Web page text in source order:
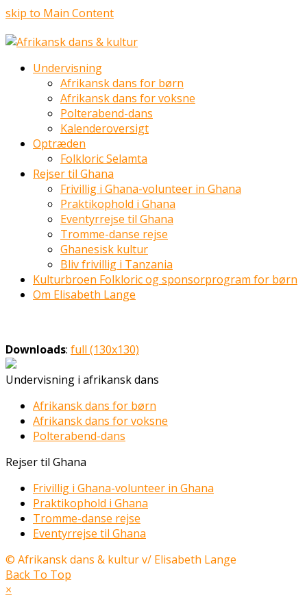
skip to Main Content
Undervisning
Afrikansk dans for børn
Afrikansk dans for voksne
Polterabend-dans
Kalenderoversigt
Optræden
Folkloric Selamta
Rejser til Ghana
Frivillig i Ghana-volunteer in Ghana
Praktikophold i Ghana
Eventyrrejse til Ghana
Tromme-danse rejse
Ghanesisk kultur
Bliv frivillig i Tanzania
Kulturbroen Folkloric og sponsorprogram for børn
Om Elisabeth Lange
Downloads: full (130x130)
Undervisning i afrikansk dans
Afrikansk dans for børn
Afrikansk dans for voksne
Polterabend-dans
Rejser til Ghana
Frivillig i Ghana-volunteer in Ghana
Praktikophold i Ghana
Tromme-danse rejse
Eventyrrejse til Ghana
© Afrikansk dans & kultur v/ Elisabeth Lange
Back To Top
×